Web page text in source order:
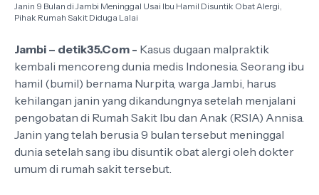
Janin 9 Bulan di Jambi Meninggal Usai Ibu Hamil Disuntik Obat Alergi,
Pihak Rumah Sakit Diduga Lalai
Jambi – detik35.Com - Kasus dugaan malpraktik
kembali mencoreng dunia medis Indonesia. Seorang ibu
hamil (bumil) bernama Nurpita, warga Jambi, harus
kehilangan janin yang dikandungnya setelah menjalani
pengobatan di Rumah Sakit Ibu dan Anak (RSIA) Annisa.
Janin yang telah berusia 9 bulan tersebut meninggal
dunia setelah sang ibu disuntik obat alergi oleh dokter
umum di rumah sakit tersebut.